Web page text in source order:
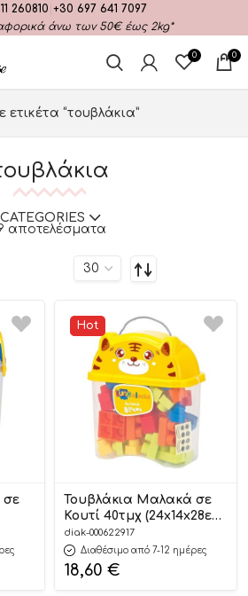
260810 +30 697 641 7097
άνω των 50€ έως 2kg*
0 0
ετικέτα “τουβλάκια”
CATEGORIES
αποτελέσματα
σε
Hot
Τουβλάκια Μαλακά σε
Κουτί 40τμχ (24x14x28εκ)
5205698721359 3+ – Luna
diak-000622917
Διαθέσιμο από 7-12 ημέρες
18,60 €